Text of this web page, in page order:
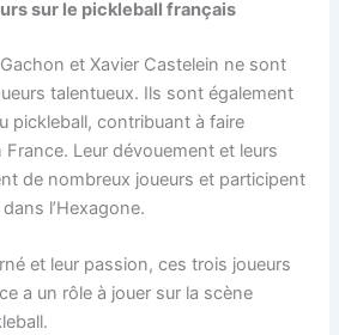
sur le pickleball français
et Xavier Castelein ne sont
talentueux. Ils sont également
pickleball, contribuant à faire
Leur dévouement et leurs
de nombreux joueurs et participent
l’Hexagone.
et leur passion, ces trois joueurs
a un rôle à jouer sur la scène